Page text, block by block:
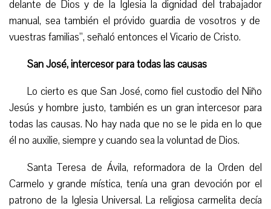
delante de Dios y de la Iglesia la dignidad del trabajador
manual, sea también el próvido guardia de vosotros y de
vuestras familias”, señaló entonces el Vicario de Cristo.
San José, intercesor para todas las causas
Lo cierto es que San José, como fiel custodio del Niño
Jesús y hombre justo, también es un gran intercesor para
todas las causas. No hay nada que no se le pida en lo que
él no auxilie, siempre y cuando sea la voluntad de Dios.
Santa Teresa de Ávila, reformadora de la Orden del
Carmelo y grande mística, tenía una gran devoción por el
patrono de la Iglesia Universal. La religiosa carmelita decía